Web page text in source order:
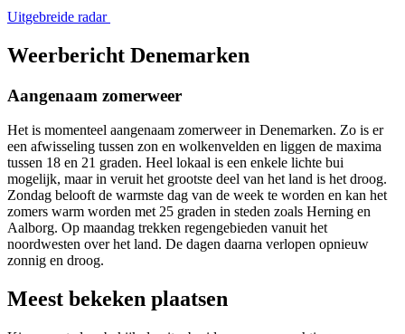
Uitgebreide radar
Weerbericht Denemarken
Aangenaam zomerweer
Het is momenteel aangenaam zomerweer in Denemarken. Zo is er
een afwisseling tussen zon en wolkenvelden en liggen de maxima
tussen 18 en 21 graden. Heel lokaal is een enkele lichte bui
mogelijk, maar in veruit het grootste deel van het land is het droog.
Zondag belooft de warmste dag van de week te worden en kan het
zomers warm worden met 25 graden in steden zoals Herning en
Aalborg. Op maandag trekken regengebieden vanuit het
noordwesten over het land. De dagen daarna verlopen opnieuw
zonnig en droog.
Meest bekeken plaatsen